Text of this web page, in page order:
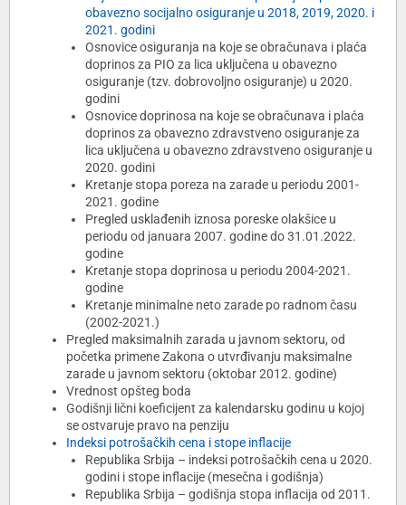
obavezno socijalno osiguranje u 2018, 2019, 2020. i
2021. godini
Osnovice osiguranja na koje se obračunava i plaća
doprinos za PIO za lica uključena u obavezno
osiguranje (tzv. dobrovoljno osiguranje) u 2020.
godini
Osnovice doprinosa na koje se obračunava i plaća
doprinos za obavezno zdravstveno osiguranje za
lica uključena u obavezno zdravstveno osiguranje u
2020. godini
Kretanje stopa poreza na zarade u periodu 2001-
2021. godine
Pregled usklađenih iznosa poreske olakšice u
periodu od januara 2007. godine do 31.01.2022.
godine
Kretanje stopa doprinosa u periodu 2004-2021.
godine
Kretanje minimalne neto zarade po radnom času
(2002-2021.)
Pregled maksimalnih zarada u javnom sektoru, od
početka primene Zakona o utvrđivanju maksimalne
zarade u javnom sektoru (oktobar 2012. godine)
Vrednost opšteg boda
Godišnji lični koeficijent za kalendarsku godinu u kojoj
se ostvaruje pravo na penziju
Indeksi potrošačkih cena i stope inflacije
Republika Srbija – indeksi potrošačkih cena u 2020.
godini i stope inflacije (mesečna i godišnja)
Republika Srbija – godišnja stopa inflacija od 2011.